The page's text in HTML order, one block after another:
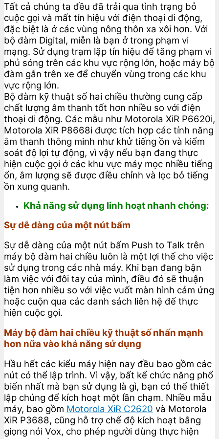
Tất cả chúng ta đều đã trải qua tình trạng bỏ
cuộc gọi và mất tín hiệu với điện thoại di động,
đặc biệt là ở các vùng nông thôn xa xôi hơn. Với
bộ đàm Digital, miễn là bạn ở trong phạm vi
mạng. Sử dụng trạm lặp tín hiệu để tăng phạm vi
phủ sóng trên các khu vực rộng lớn, hoặc máy bộ
đàm gắn trên xe để chuyển vùng trong các khu
vực rộng lớn.
Bộ đàm kỹ thuật số hai chiều thường cung cấp
chất lượng âm thanh tốt hơn nhiều so với điện
thoại di động. Các mẫu như Motorola XiR P6620i,
Motorola XiR P8668i được tích hợp các tính năng
âm thanh thông minh như khử tiếng ồn và kiểm
soát độ lợi tự động, vì vậy nếu bạn đang thực
hiện cuộc gọi ở các khu vực máy mọc nhiều tiếng
ổn, âm lượng sẽ được điều chỉnh và lọc bỏ tiếng
ồn xung quanh.
Khả năng sử dụng linh hoạt nhanh chóng:
Sự dễ dàng của một nút bấm
Sự dễ dàng của một nút bấm Push to Talk trên
máy bộ đàm hai chiều luôn là một lợi thế cho việc
sử dụng trong các nhà máy. Khi bạn đang bận
làm việc với đôi tay của mình, điều đó sẽ thuận
tiện hơn nhiều so với việc vuốt màn hình cảm ứng
hoặc cuộn qua các danh sách liên hệ để thực
hiện cuộc gọi.
Máy bộ đàm hai chiều kỹ thuật số nhấn mạnh
hơn nữa vào khả năng sử dụng
Hầu hết các kiểu máy hiện nay đều bao gồm các
nút có thể lập trình. Vì vậy, bất kể chức năng phổ
biến nhất mà bạn sử dụng là gì, bạn có thể thiết
lập chúng để kích hoạt một lần chạm. Nhiều mẫu
máy, bao gồm Motorola XiR C2620 và Motorola
XiR P3688, cũng hỗ trợ chế độ kích hoạt bằng
giọng nói Vox, cho phép người dùng thực hiện